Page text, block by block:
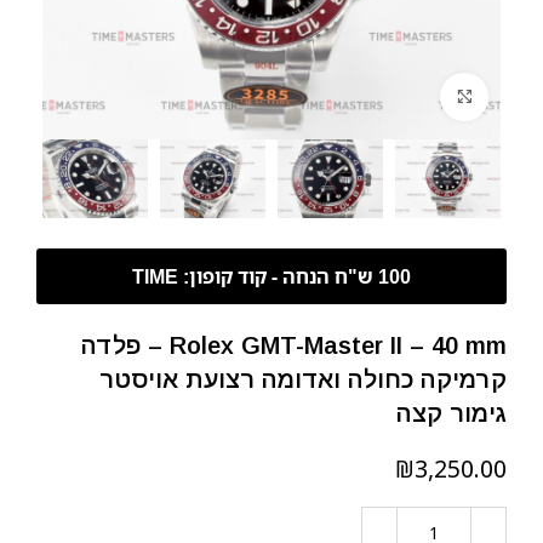
לחצו להגדלה
Rolex GMT-Master II – 40 mm – פלדה
קרמיקה כחולה ואדומה רצועת אויסטר
גימור קצה
₪